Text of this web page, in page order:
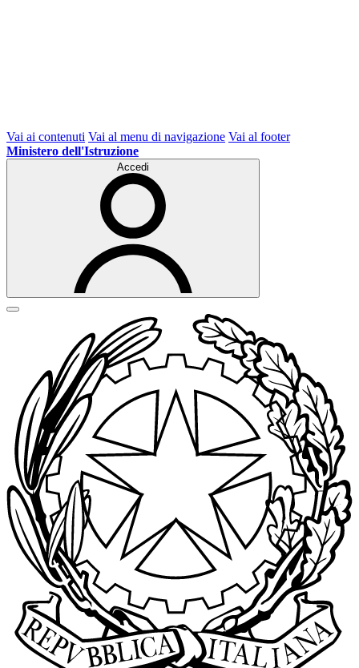
Vai ai contenuti Vai al menu di navigazione Vai al footer
Ministero dell'Istruzione
Accedi